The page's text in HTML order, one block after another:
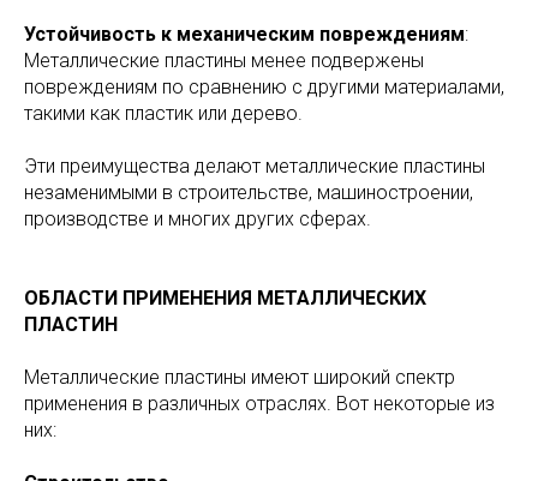
Устойчивость к механическим повреждениям:
Металлические пластины менее подвержены
повреждениям по сравнению с другими материалами,
такими как пластик или дерево.
Эти преимущества делают металлические пластины
незаменимыми в строительстве, машиностроении,
производстве и многих других сферах.
ОБЛАСТИ ПРИМЕНЕНИЯ МЕТАЛЛИЧЕСКИХ
ПЛАСТИН
Металлические пластины имеют широкий спектр
применения в различных отраслях. Вот некоторые из
них: